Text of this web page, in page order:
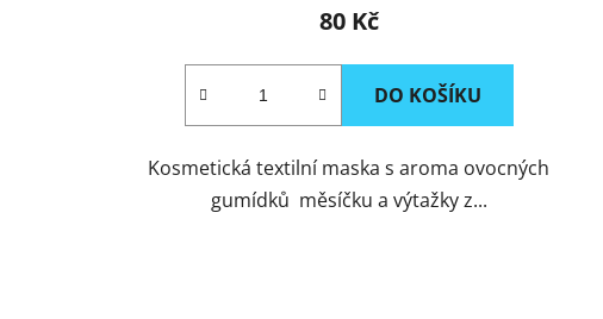
80 Kč
DO KOŠÍKU
Kosmetická textilní maska s aroma ovocných
gumídků měsíčku a výtažky z...